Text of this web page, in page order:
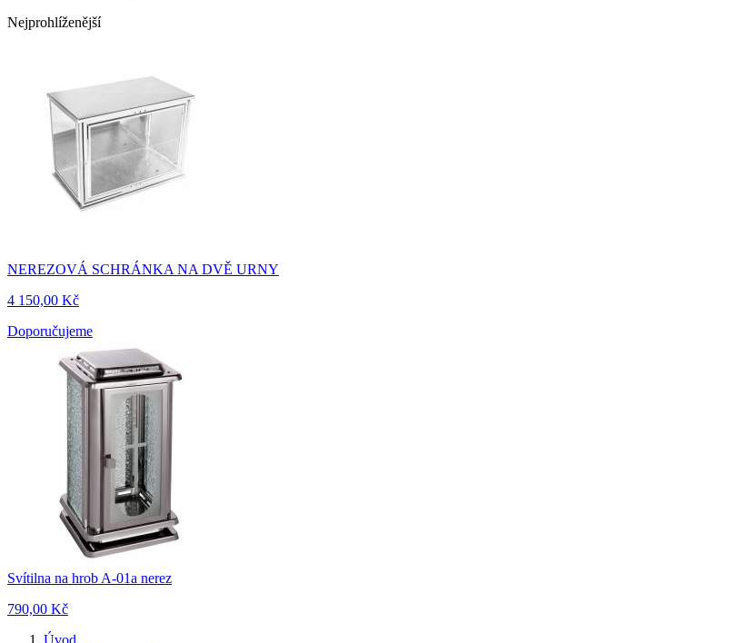
Nejprohlíženější
NEREZOVÁ SCHRÁNKA NA DVĚ URNY
4 150,00 Kč
Doporučujeme
Svítilna na hrob A-01a nerez
790,00 Kč
Úvod